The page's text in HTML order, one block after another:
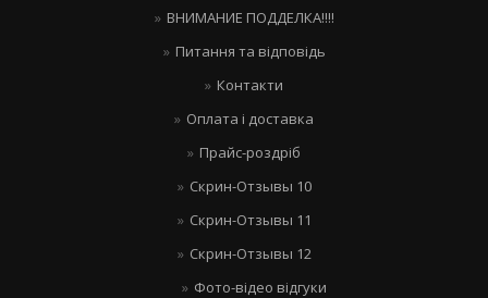
ВНИМАНИЕ ПОДДЕЛКА!!!!
Питання та відповідь
Контакти
Оплата і доставка
Прайс-роздріб
Скрин-Отзывы 10
Скрин-Отзывы 11
Скрин-Отзывы 12
Фото-відео відгуки